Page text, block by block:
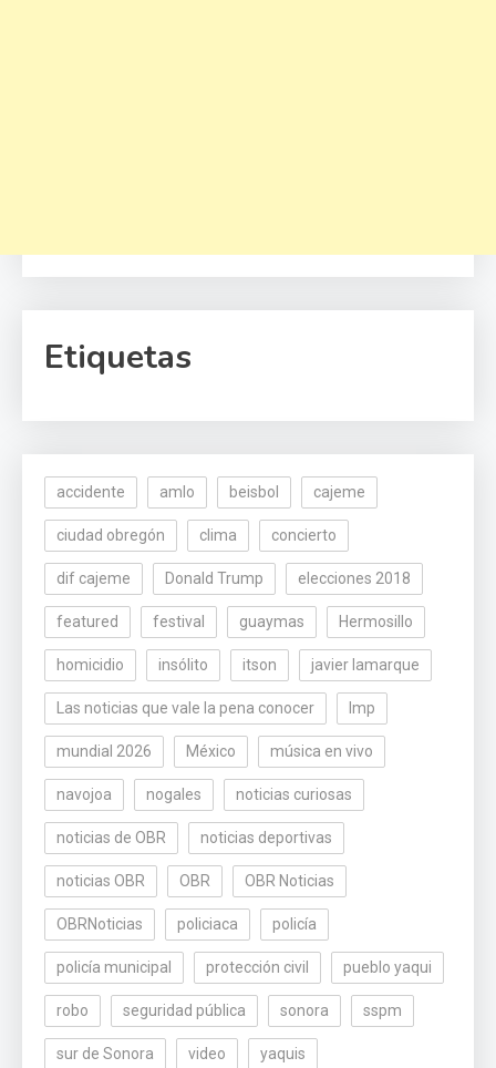
Etiquetas
accidente amlo beisbol cajeme
ciudad obregón clima concierto
dif cajeme Donald Trump elecciones 2018
featured festival guaymas Hermosillo
homicidio insólito itson javier lamarque
Las noticias que vale la pena conocer lmp
mundial 2026 México música en vivo
navojoa nogales noticias curiosas
noticias de OBR noticias deportivas
noticias OBR OBR OBR Noticias
OBRNoticias policiaca policía
policía municipal protección civil pueblo yaqui
robo seguridad pública sonora sspm
sur de Sonora video yaquis